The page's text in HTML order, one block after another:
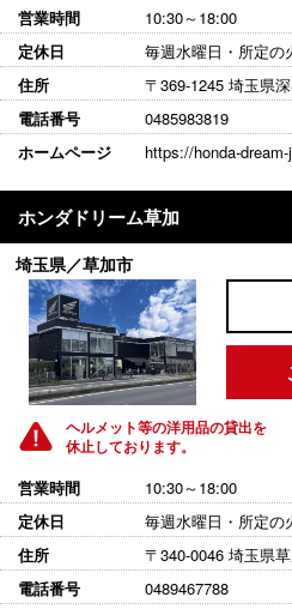
営業時間
10:30～18:00
定休日
毎週水曜日・所定の
住所
〒369-1245 埼玉県
電話番号
0485983819
ホームページ
https://honda-
埼玉県／草加市
ホンダドリーム草加
ヘルメット等の洋用品の貸出を
休止しております。
営業時間
10:30～18:00
定休日
毎週水曜日・所定の
住所
〒340-0046 埼玉県
電話番号
0489467788